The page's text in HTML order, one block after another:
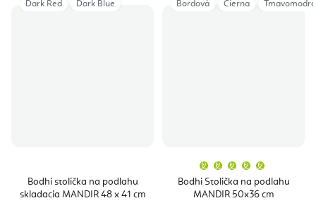
Bodhi stolička na podlahu
skladacia MANDIR 48 x 41 cm
Dark Red Dark Blue
Bodhi Stolička na podlahu
MANDIR 50x36 cm
produktu
je
5,0
Bordová Čierna Tmavomodrá